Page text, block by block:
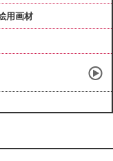
用画材